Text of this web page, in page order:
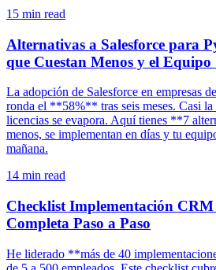
15 min read
Alternativas a Salesforce para
que Cuestan Menos y el Equipo
La adopción de Salesforce en empresas
ronda el **58%** tras seis meses. Casi
licencias se evapora. Aquí tienes **7
menos, se implementan en días y tu
mañana.
14 min read
Checklist Implementación
Completa Paso a Paso
He liderado **más de 40